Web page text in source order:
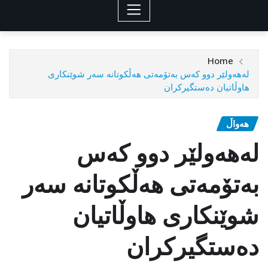
Home
له‌هه‌ولێر دوو كه‌س به‌تۆمه‌تی هه‌ڵكوتانه‌ سه‌ر شوێنكاری
هاوڵاتیان ده‌ستگیركران
هەواڵ
له‌هه‌ولێر دوو كه‌س
به‌تۆمه‌تی هه‌ڵكوتانه‌ سه‌ر
شوێنكاری هاوڵاتیان
ده‌ستگیركران